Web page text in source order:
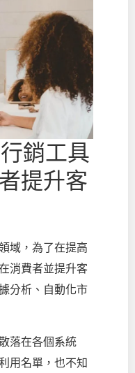
銷工具
提升客
域，為了在提高
消費者並提升客
分析、自動化市
落在各個系統
用名單，也不知